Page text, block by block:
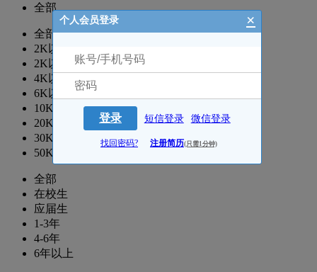
全部
全部
2K以下
2K以上
4K以上
6K以上
10K以上
20K以上
30K以上
50K以上
全部
在校生
应届生
1-3年
4-6年
6年以上
个人会员登录 ×
登录 短信登录 微信登录
找回密码? 注册简历(只需1分钟)